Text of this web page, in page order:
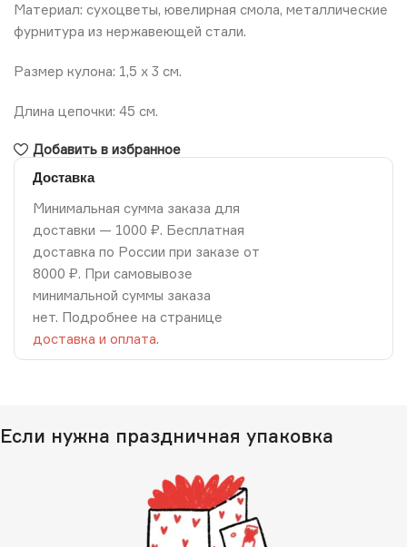
Материал: сухоцветы, ювелирная смола, металлические
фурнитура из нержавеющей стали.
Размер кулона: 1,5 х 3 см.
Длина цепочки: 45 см.
Добавить в избранное
Доставка
Минимальная сумма заказа для
доставки — 1000 ₽. Бесплатная
доставка по России при заказе от
8000 ₽. При самовывозе
минимальной суммы заказа
нет. Подробнее на странице
доставка и оплата.
Если нужна праздничная упаковка